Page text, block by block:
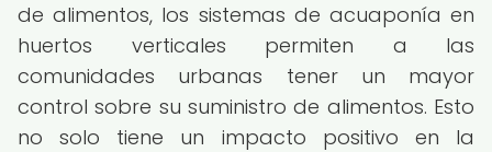
de alimentos, los sistemas de acuaponía en
huertos verticales permiten a las
comunidades urbanas tener un mayor
control sobre su suministro de alimentos. Esto
no solo tiene un impacto positivo en la